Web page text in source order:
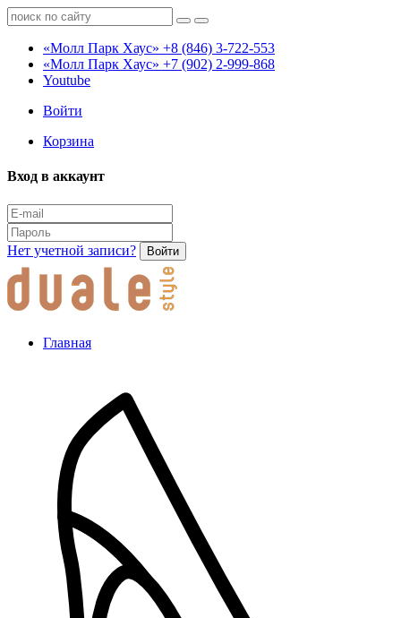
«Молл Парк Хаус» +8 (846) 3-722-553
«Молл Парк Хаус» +7 (902) 2-999-868
Youtube
Войти
Корзина
Вход в аккаунт
Нет учетной записи? Войти
Главная